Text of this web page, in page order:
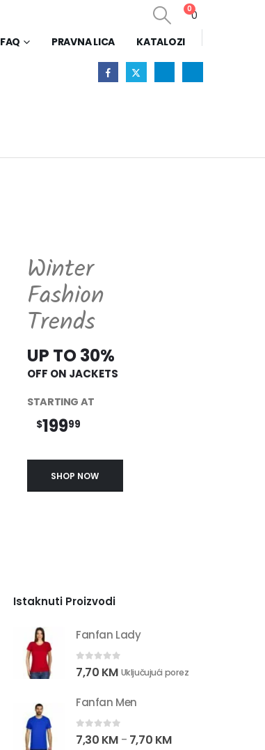
00
FAQ PRAVNA LICA KATALOZI
Winter
Fashion
Trends
UP TO 30%
OFF ON JACKETS
STARTING AT
$19999
SHOP NOW
Istaknuti Proizvodi
Fanfan Lady
0out of 5
7,70 KM Uključujući porez
Fanfan Men
0out of 5
7,30 KM – 7,70 KM